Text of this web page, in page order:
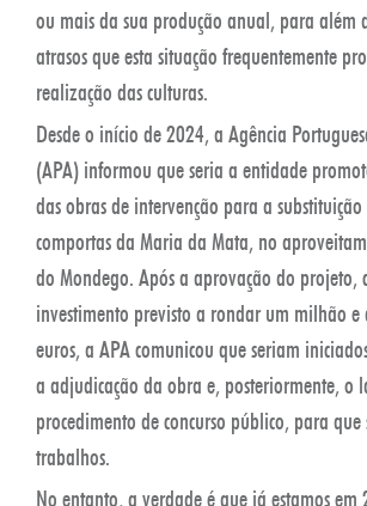
ou mais da sua produção anual, para além
atrasos que esta situação frequentemente
realização das culturas.
Desde o início de 2024, a Agência
(APA) informou que seria a entidade
das obras de intervenção para a
comportas da Maria da Mata, no
do Mondego. Após a aprovação do projeto,
investimento previsto a rondar um milhão e
euros, a APA comunicou que seriam
a adjudicação da obra e, posteriormente, o
procedimento de concurso público, para que
trabalhos.
No entanto, a verdade é que já estamos em